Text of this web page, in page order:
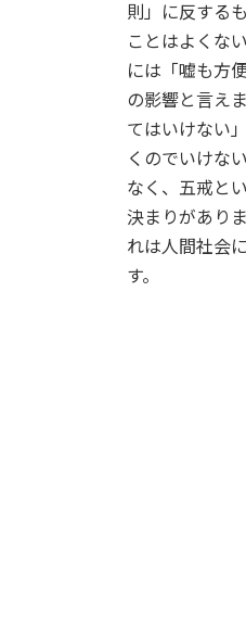
則」に反する
ことはよくな
には「嘘も方
の影響と言え
てはいけない
くのでいけな
なく、五戒と
決まりがあり
れは人間社会
す。